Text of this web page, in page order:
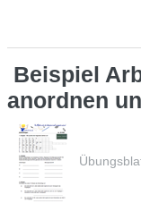
Beispiel
anordnen